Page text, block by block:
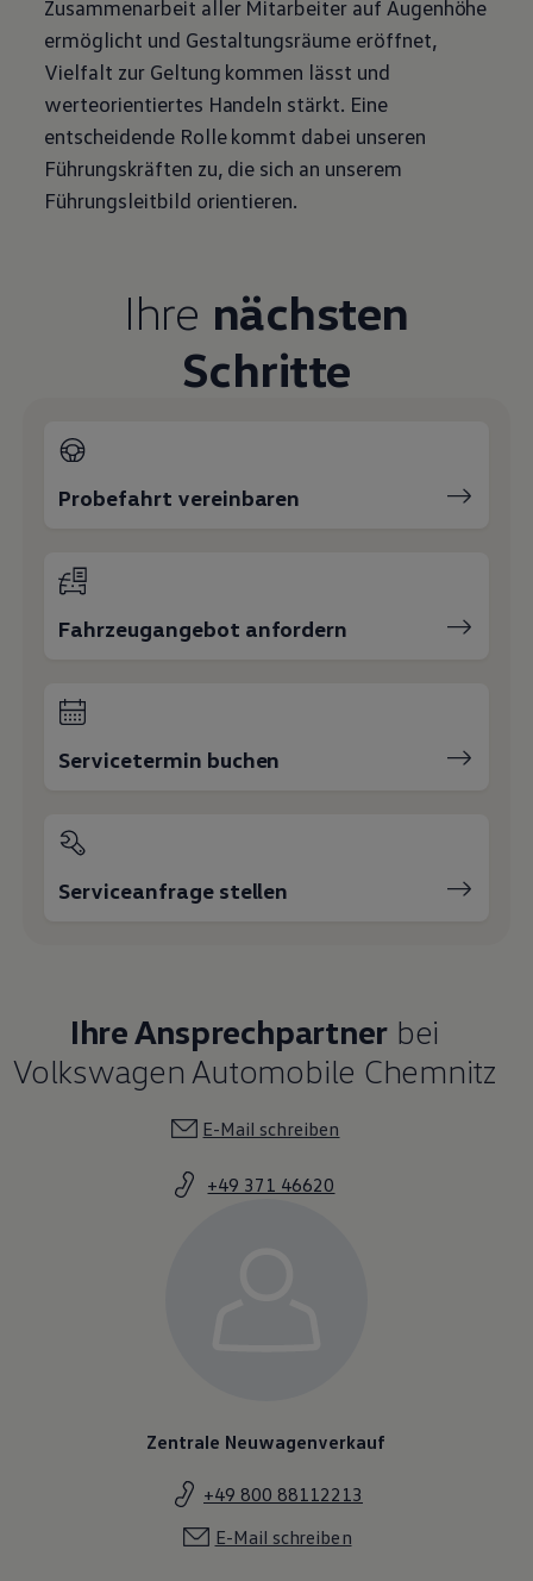
Zusammenarbeit aller Mitarbeiter auf Augenhöhe
ermöglicht und Gestaltungsräume eröffnet,
Vielfalt zur Geltung kommen lässt und
werteorientiertes Handeln stärkt. Eine
entscheidende Rolle kommt dabei unseren
Führungskräften zu, die sich an unserem
Führungsleitbild orientieren.
Ihre nächsten
Schritte
Probefahrt vereinbaren
Fahrzeugangebot anfordern
Servicetermin buchen
Serviceanfrage stellen
Ihre Ansprechpartner bei
Volkswagen Automobile Chemnitz
E-Mail schreiben
+49 371 46620
Zentrale Neuwagenverkauf
+49 800 88112213
E-Mail schreiben